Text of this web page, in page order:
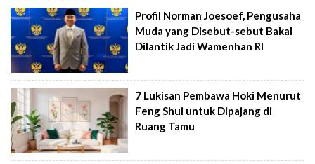
Profil Norman Joesoef, Pengusaha
Muda yang Disebut-sebut Bakal
Dilantik Jadi Wamenhan RI
7 Lukisan Pembawa Hoki Menurut
Feng Shui untuk Dipajang di
Ruang Tamu